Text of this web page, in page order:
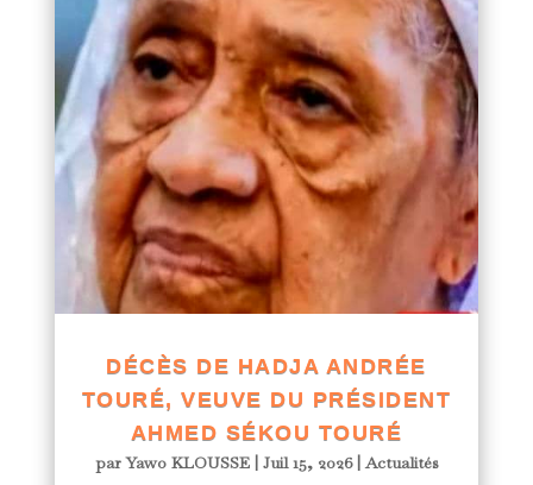
DÉCÈS DE HADJA ANDRÉE
TOURÉ, VEUVE DU PRÉSIDENT
AHMED SÉKOU TOURÉ
parYawo KLOUSSE| Juil 15, 2026|Actualités